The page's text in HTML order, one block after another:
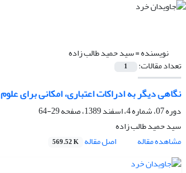
نویسنده =سید حمید طالب زاده
تعداد مقالات: 1
نگاهی دیگر به ادراکات اعتباری، امکانی برای
دوره 07، شماره 4، اسفند 1389، صفحه
29-64
سید حمید طالب زاده
مشاهده مقاله
اصل مقاله 569.52 K